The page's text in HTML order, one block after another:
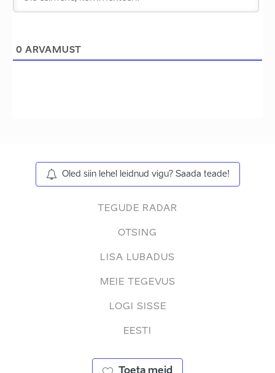
0 ARVAMUST
Oled siin lehel leidnud vigu? Saada teade!
TEGUDE RADAR
OTSING
LISA LUBADUS
MEIE TEGEVUS
LOGI SISSE
EESTI